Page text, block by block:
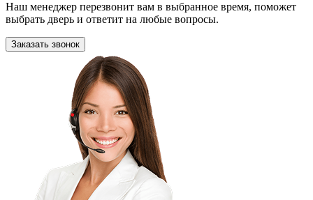
Наш менеджер перезвонит вам в выбранное время, поможет
выбрать дверь и ответит на любые вопросы.
Заказать звонок